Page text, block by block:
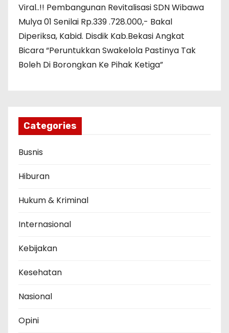
Viral..!! Pembangunan Revitalisasi SDN Wibawa
Mulya 01 Senilai Rp.339 .728.000,- Bakal
Diperiksa, Kabid. Disdik Kab.Bekasi Angkat
Bicara “Peruntukkan Swakelola Pastinya Tak
Boleh Di Borongkan Ke Pihak Ketiga”
Categories
Busnis
Hiburan
Hukum & Kriminal
Internasional
Kebijakan
Kesehatan
Nasional
Opini